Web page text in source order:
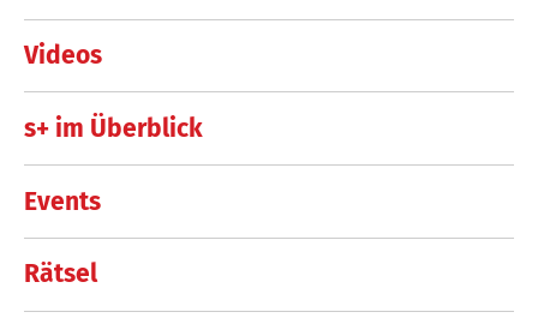
Videos
s+ im Überblick
Events
Rätsel